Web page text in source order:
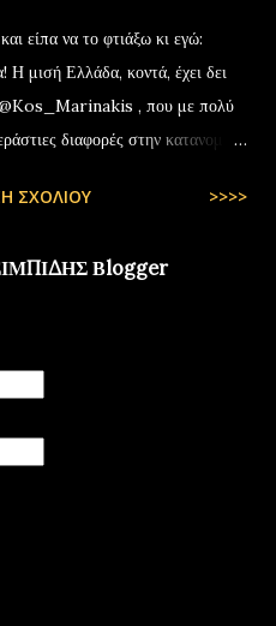
είπα να το φτιάξω κι εγώ:
Η μισή Ελλάδα, κοντά, έχει δει
@Kos_Marinakis , που με πολύ
διαφορές στην κατανομή
July 11, 2025
ΣΧΟΛΊΟΥ >>>>
Βlogger